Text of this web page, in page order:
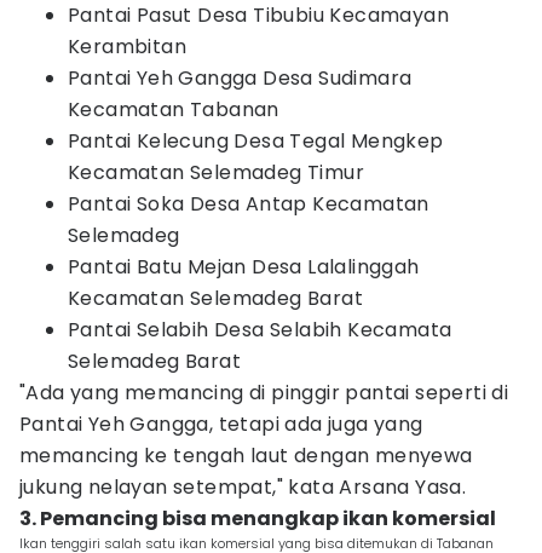
Pantai Pasut Desa Tibubiu Kecamayan
Kerambitan
Pantai Yeh Gangga Desa Sudimara
Kecamatan Tabanan
Pantai Kelecung Desa Tegal Mengkep
Kecamatan Selemadeg Timur
Pantai Soka Desa Antap Kecamatan
Selemadeg
Pantai Batu Mejan Desa Lalalinggah
Kecamatan Selemadeg Barat
Pantai Selabih Desa Selabih Kecamata
Selemadeg Barat
"Ada yang memancing di pinggir pantai seperti di
Pantai Yeh Gangga, tetapi ada juga yang
memancing ke tengah laut dengan menyewa
jukung nelayan setempat," kata Arsana Yasa.
3. Pemancing bisa menangkap ikan komersial
Ikan tenggiri salah satu ikan komersial yang bisa ditemukan di Tabanan